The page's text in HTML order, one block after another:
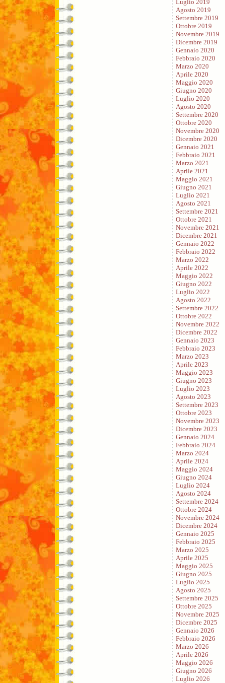
Luglio 2019
Agosto 2019
Settembre 2019
Ottobre 2019
Novembre 2019
Dicembre 2019
Gennaio 2020
Febbraio 2020
Marzo 2020
Aprile 2020
Maggio 2020
Giugno 2020
Luglio 2020
Agosto 2020
Settembre 2020
Ottobre 2020
Novembre 2020
Dicembre 2020
Gennaio 2021
Febbraio 2021
Marzo 2021
Aprile 2021
Maggio 2021
Giugno 2021
Luglio 2021
Agosto 2021
Settembre 2021
Ottobre 2021
Novembre 2021
Dicembre 2021
Gennaio 2022
Febbraio 2022
Marzo 2022
Aprile 2022
Maggio 2022
Giugno 2022
Luglio 2022
Agosto 2022
Settembre 2022
Ottobre 2022
Novembre 2022
Dicembre 2022
Gennaio 2023
Febbraio 2023
Marzo 2023
Aprile 2023
Maggio 2023
Giugno 2023
Luglio 2023
Agosto 2023
Settembre 2023
Ottobre 2023
Novembre 2023
Dicembre 2023
Gennaio 2024
Febbraio 2024
Marzo 2024
Aprile 2024
Maggio 2024
Giugno 2024
Luglio 2024
Agosto 2024
Settembre 2024
Ottobre 2024
Novembre 2024
Dicembre 2024
Gennaio 2025
Febbraio 2025
Marzo 2025
Aprile 2025
Maggio 2025
Giugno 2025
Luglio 2025
Agosto 2025
Settembre 2025
Ottobre 2025
Novembre 2025
Dicembre 2025
Gennaio 2026
Febbraio 2026
Marzo 2026
Aprile 2026
Maggio 2026
Giugno 2026
Luglio 2026